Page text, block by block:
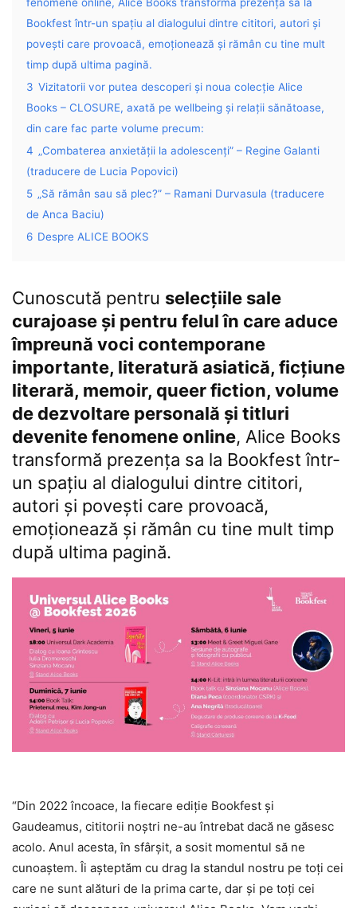
fenomene online, Alice Books transformă prezența sa la
Bookfest într-un spațiu al dialogului dintre cititori, autori și
povești care provoacă, emoționează și rămân cu tine mult
timp după ultima pagină.
3 Vizitatorii vor putea descoperi și noua colecție Alice
Books – CLOSURE, axată pe wellbeing și relații sănătoase,
din care fac parte volume precum:
4 „Combaterea anxietății la adolescenți” – Regine Galanti
(traducere de Lucia Popovici)
5 „Să rămân sau să plec?” – Ramani Durvasula (traducere
de Anca Baciu)
6 Despre ALICE BOOKS
Cunoscută pentru selecțiile sale
curajoase și pentru felul în care aduce
împreună voci contemporane
importante, literatură asiatică, ficțiune
literară, memoir, queer fiction, volume
de dezvoltare personală și titluri
devenite fenomene online, Alice Books
transformă prezența sa la Bookfest într-
un spațiu al dialogului dintre cititori,
autori și povești care provoacă,
emoționează și rămân cu tine mult timp
după ultima pagină.
“Din 2022 încoace, la fiecare ediție Bookfest și
Gaudeamus, cititorii noștri ne-au întrebat dacă ne găsesc
acolo. Anul acesta, în sfârșit, a sosit momentul să ne
cunoaștem. Îi așteptăm cu drag la standul nostru pe toți cei
care ne sunt alături de la prima carte, dar și pe toți cei